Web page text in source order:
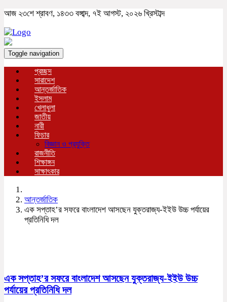
আজ ২৩শে শ্রাবণ, ১৪৩৩ বঙ্গাব্দ, ৭ই আগস্ট, ২০২৬ খ্রিস্টাব্দ
Toggle navigation
প্রচ্ছদ
সারাদেশ
আন্তর্জাতিক
ইসলাম
খেলাধুলা
জাতীয়
নারী
ফিচার
বিজ্ঞান ও প্রযুক্তি
রাজনীতি
শিক্ষাঙ্গন
সাক্ষাৎকার
আন্তর্জাতিক
এক সপ্তাহ’র সফরে বাংলাদেশ আসছেন যুক্তরাজ্য-ইইউ উচ্চ পর্যায়ের
প্রতিনিধি দল
এক সপ্তাহ’র সফরে বাংলাদেশ আসছেন যুক্তরাজ্য-ইইউ উচ্চ
পর্যায়ের প্রতিনিধি দল